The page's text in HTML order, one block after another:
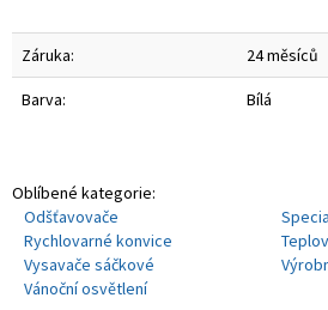
Záruka: 24 měsíců
Barva: Bílá
Oblíbené kategorie:
Odšťavovače
Rychlovarné konvice
Vysavače sáčkové
Vánoční osvětlení